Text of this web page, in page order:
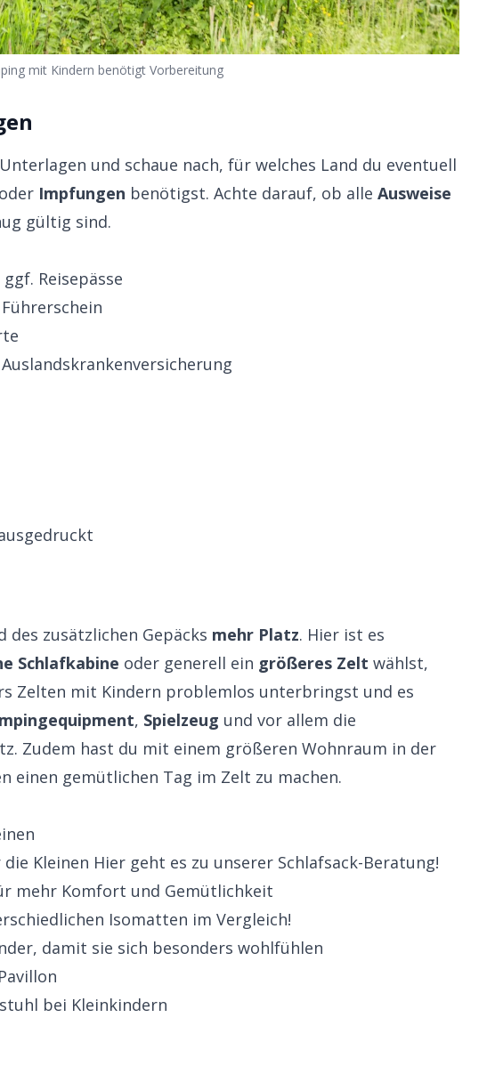
mit Kindern benötigt Vorbereitung
und schaue nach, für welches Land du eventuell
oder Impfungen benötigst. Achte darauf, ob alleAusweise
gültig sind.
Reisepässe
zusätzlichen Gepäcks mehr Platz. Hier ist es
Schlafkabine oder generell ein größeres Zelt wählst,
Zelten mit Kindern problemlos unterbringst und es
, Spielzeug und vor allem die
Zudem hast du mit einem größeren Wohnraum in der
einen gemütlichen Tag im Zelt zu machen.
Kleinen Hier geht es zu unserer Schlafsack-Beratung!
mehr Komfort und Gemütlichkeit
Isomatten im Vergleich!
damit sie sich besonders wohlfühlen
bei Kleinkindern